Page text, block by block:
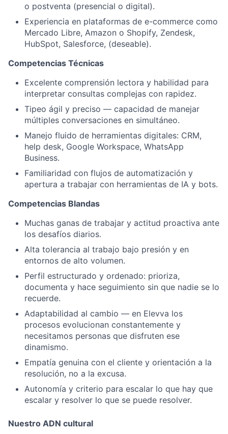
o postventa (presencial o digital).
Experiencia en plataformas de e-commerce como
Mercado Libre, Amazon o Shopify, Zendesk,
HubSpot, Salesforce, (deseable).
Competencias Técnicas
Excelente comprensión lectora y habilidad para
interpretar consultas complejas con rapidez.
Tipeo ágil y preciso — capacidad de manejar
múltiples conversaciones en simultáneo.
Manejo fluido de herramientas digitales: CRM,
help desk, Google Workspace, WhatsApp
Business.
Familiaridad con flujos de automatización y
apertura a trabajar con herramientas de IA y bots.
Competencias Blandas
Muchas ganas de trabajar y actitud proactiva ante
los desafíos diarios.
Alta tolerancia al trabajo bajo presión y en
entornos de alto volumen.
Perfil estructurado y ordenado: prioriza,
documenta y hace seguimiento sin que nadie se lo
recuerde.
Adaptabilidad al cambio — en Elevva los
procesos evolucionan constantemente y
necesitamos personas que disfruten ese
dinamismo.
Empatía genuina con el cliente y orientación a la
resolución, no a la excusa.
Autonomía y criterio para escalar lo que hay que
escalar y resolver lo que se puede resolver.
Nuestro ADN cultural